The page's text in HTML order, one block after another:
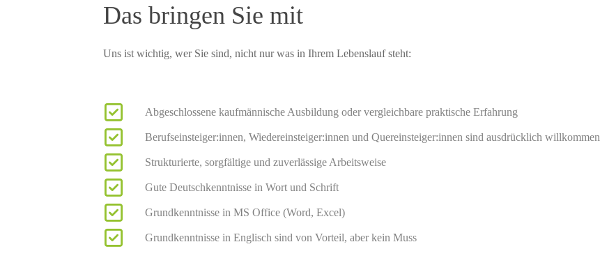
Das bringen Sie mit
Uns ist wichtig, wer Sie sind, nicht nur was in Ihrem Lebenslauf steht:
Abgeschlossene kaufmännische Ausbildung oder vergleichbare praktische Erfahrung
Berufseinsteiger:innen, Wiedereinsteiger:innen und Quereinsteiger:innen sind ausdrücklich willkommen
Strukturierte, sorgfältige und zuverlässige Arbeitsweise
Gute Deutschkenntnisse in Wort und Schrift
Grundkenntnisse in MS Office (Word, Excel)
Grundkenntnisse in Englisch sind von Vorteil, aber kein Muss